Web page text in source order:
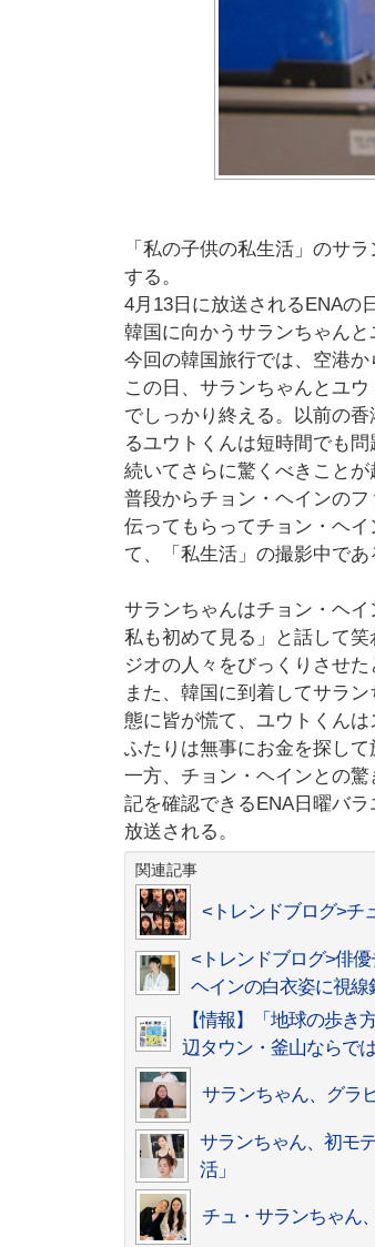
「私の子供の私生活」のサ
する。
4月13日に放送されるENAの
韓国に向かうサランちゃん
今回の韓国旅行では、空港
この日、サランちゃんとユ
でしっかり終える。以前の
るユウトくんは短時間でも
続いてさらに驚くべきこと
普段からチョン・ヘインの
伝ってもらってチョン・ヘ
て、「私生活」の撮影中であ
サランちゃんはチョン・ヘ
私も初めて見る」と話して
ジオの人々をびっくりさせた
また、韓国に到着してサラ
態に皆が慌て、ユウトくん
ふたりは無事にお金を探し
一方、チョン・ヘインとの
記を確認できるENA日曜バ
放送される。
関連記事
<トレンドブログ>チ
<トレンドブログ>俳
ヘインの白衣姿に視線
【情報】「地球の歩き
辺タウン・釜山ならで
サランちゃん、グラ
サランちゃん、初モ
活」
チュ・サランちゃん